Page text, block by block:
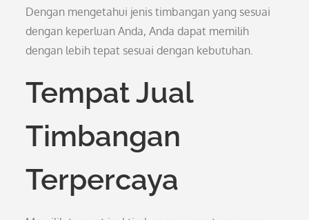
Dengan mengetahui jenis timbangan yang sesuai
dengan keperluan Anda, Anda dapat memilih
dengan lebih tepat sesuai dengan kebutuhan.
Tempat Jual
Timbangan
Terpercaya